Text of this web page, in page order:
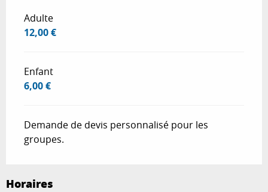
Adulte
12,00 €
Enfant
6,00 €
Demande de devis personnalisé pour les
groupes.
Horaires